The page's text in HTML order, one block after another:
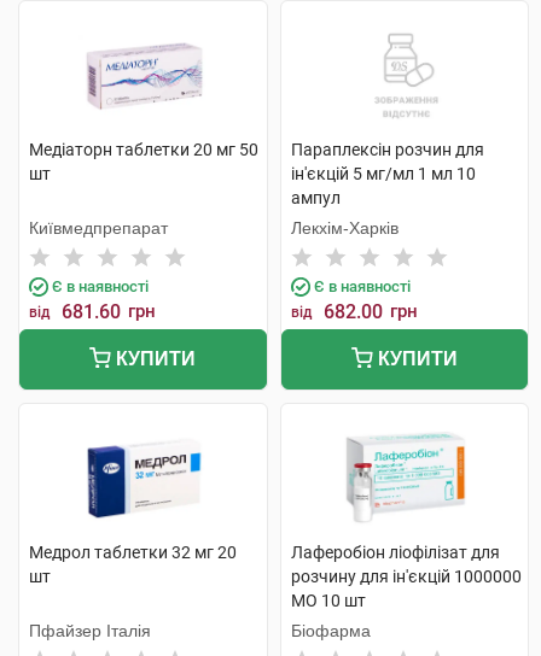
Медіаторн таблетки 20 мг 50
шт
Київмедпрепарат
Є в наявності
від 681.60 грн
КУПИТИ
Параплексін розчин для
ін'єкцій 5 мг/мл 1 мл 10
ампул
Лекхім-Харків
Є в наявності
від 682.00 грн
КУПИТИ
Медрол таблетки 32 мг 20
шт
Пфайзер Італія
Лаферобіон ліофілізат для
розчину для ін'єкцій 1000000
МО 10 шт
Біофарма